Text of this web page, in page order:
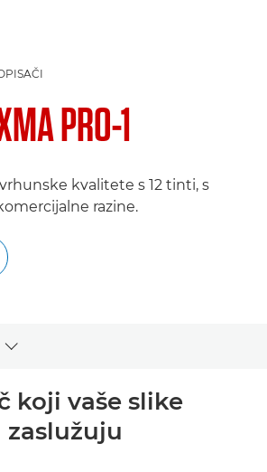
PRO-1
kvalitete s 12 tinti, s
razine.
Toggle breadcrumbs
koji vaše slike
zaslužuju